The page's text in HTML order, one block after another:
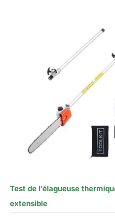
Test de l’élagueuse
extensible